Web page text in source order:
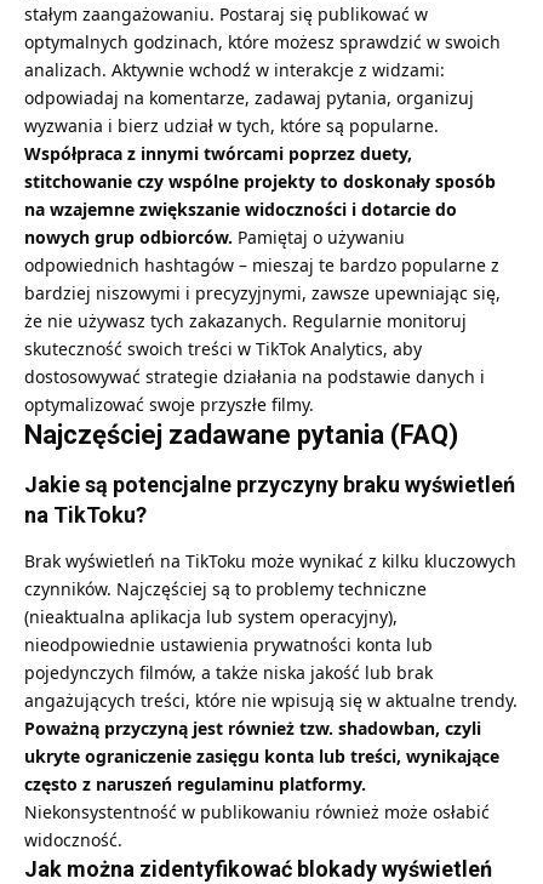
stałym zaangażowaniu. Postaraj się publikować w
optymalnych godzinach, które możesz sprawdzić w swoich
analizach. Aktywnie wchodź w interakcje z widzami:
odpowiadaj na komentarze, zadawaj pytania, organizuj
wyzwania i bierz udział w tych, które są popularne.
Współpraca z innymi twórcami poprzez duety,
stitchowanie czy wspólne projekty to doskonały sposób
na wzajemne zwiększanie widoczności i dotarcie do
nowych grup odbiorców. Pamiętaj o używaniu
odpowiednich hashtagów – mieszaj te bardzo popularne z
bardziej niszowymi i precyzyjnymi, zawsze upewniając się,
że nie używasz tych zakazanych. Regularnie monitoruj
skuteczność swoich treści w TikTok Analytics, aby
dostosowywać strategie działania na podstawie danych i
optymalizować swoje przyszłe filmy.
Najczęściej zadawane pytania (FAQ)
Jakie są potencjalne przyczyny braku wyświetleń
na TikToku?
Brak wyświetleń na TikToku może wynikać z kilku kluczowych
czynników. Najczęściej są to problemy techniczne
(nieaktualna aplikacja lub system operacyjny),
nieodpowiednie ustawienia prywatności konta lub
pojedynczych filmów, a także niska jakość lub brak
angażujących treści, które nie wpisują się w aktualne trendy.
Poważną przyczyną jest również tzw. shadowban, czyli
ukryte ograniczenie zasięgu konta lub treści, wynikające
często z naruszeń regulaminu platformy.
Niekonsystentność w publikowaniu również może osłabić
widoczność.
Jak można zidentyfikować blokady wyświetleń